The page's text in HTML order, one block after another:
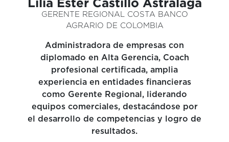
Lilia Ester Castillo Astrálaga
GERENTE REGIONAL COSTA BANCO
AGRARIO DE COLOMBIA
Administradora de empresas con
diplomado en Alta Gerencia, Coach
profesional certificada, amplia
experiencia en entidades financieras
como Gerente Regional, liderando
equipos comerciales, destacándose por
el desarrollo de competencias y logro de
resultados.